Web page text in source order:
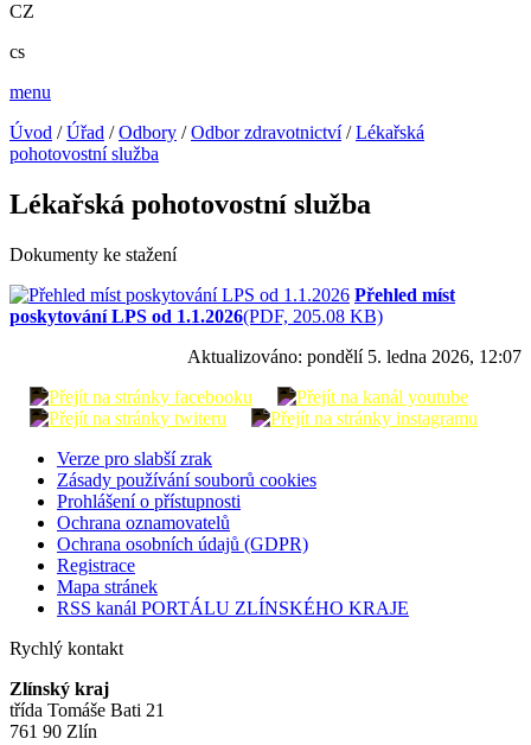
CZ
cs
menu
Úvod /Úřad /Odbory /Odbor zdravotnictví/Lékařská
pohotovostní služba
Lékařská pohotovostní služba
Dokumenty ke stažení
Přehled míst
poskytování LPS od 1.1.2026(PDF, 205.08 KB)
Aktualizováno: pondělí 5. ledna 2026, 12:07
Verze pro slabší zrak
Zásady používání souborů cookies
Prohlášení o přístupnosti
Ochrana oznamovatelů
Ochrana osobních údajů (GDPR)
Registrace
Mapa stránek
RSS kanál PORTÁLU ZLÍNSKÉHO KRAJE
Rychlý kontakt
Zlínský kraj
třída Tomáše Bati 21
761 90 Zlín